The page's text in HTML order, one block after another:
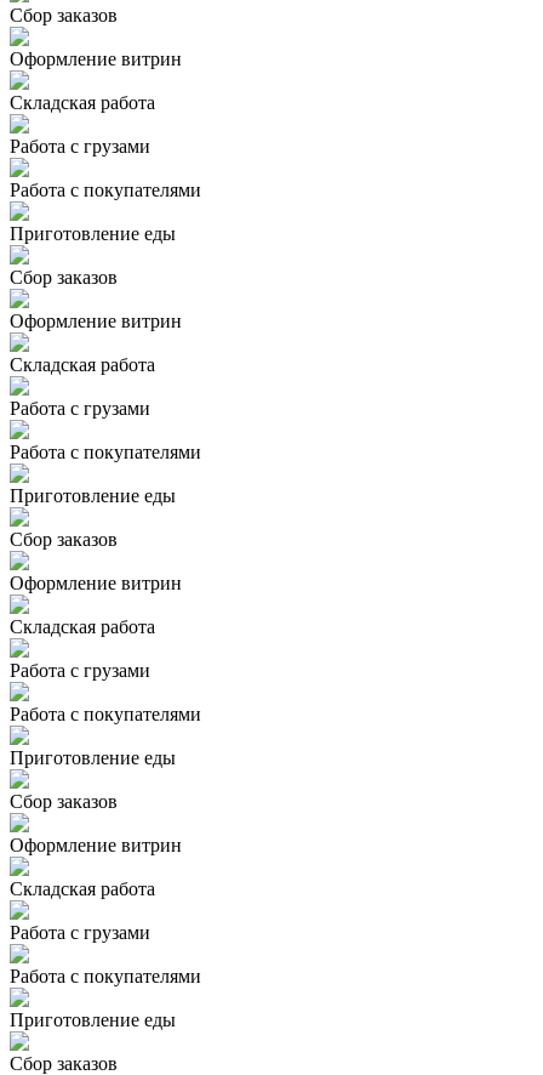
Сбор заказов
Оформление витрин
Складская работа
Работа с грузами
Работа с покупателями
Приготовление еды
Сбор заказов
Оформление витрин
Складская работа
Работа с грузами
Работа с покупателями
Приготовление еды
Сбор заказов
Оформление витрин
Складская работа
Работа с грузами
Работа с покупателями
Приготовление еды
Сбор заказов
Оформление витрин
Складская работа
Работа с грузами
Работа с покупателями
Приготовление еды
Сбор заказов